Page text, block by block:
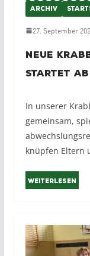
ARCHIV
27. September
Neue
startet ab
In unserer
gemeinsam,
knüpfen Eltern
Weiterlesen